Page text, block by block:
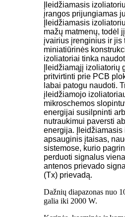
Įleidžiamasis
įrangos prijungiamas
Įleidžiamasis
mažų matmenų, todėl
įvairius įrenginius ir jis
miniatiūrinės
izoliatoriai tinka
Įleidžiamąjį izoliatorių
pritvirtinti prie PCB
labai patogu naudoti.
įleidžiamojo
mikroschemos
energijai susilpninti
nutraukimui paversti
energija. Įleidžiamasis
apsauginis įtaisas,
sistemose, kurio
perduoti signalus
antenos prievado
(Tx) prievadą.
Dažnių diapazonas nuo
galia iki 2000 W.